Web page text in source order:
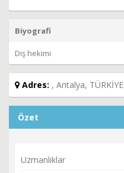
Biyografi
Diş hekimi
Adres: , Antalya, TÜRKİYE
Özet
Uzmanlıklar